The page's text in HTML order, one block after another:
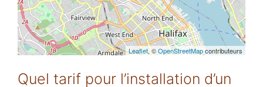
Leaflet, ©OpenStreetMapcontributeurs
Quel tarif pour l’installation d’un